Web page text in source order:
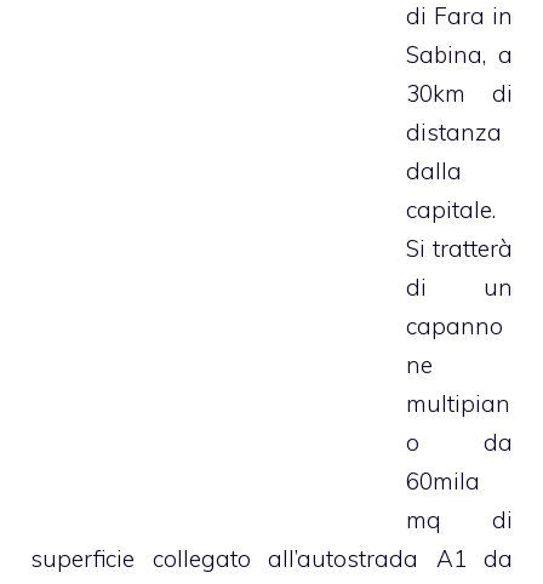
di Fara in
Sabina, a
30km di
distanza
dalla
capitale.
Si tratterà
di un
capanno
ne
multipian
o da
60mila
mq di
superficie collegato all’autostrada A1 da